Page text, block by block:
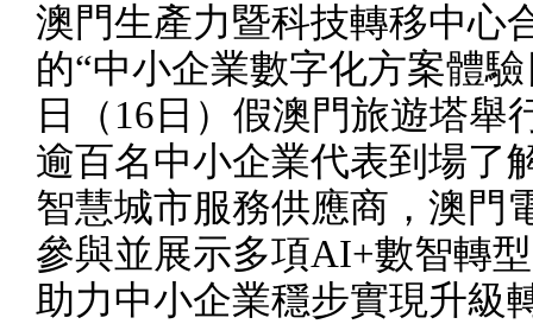
澳門生產力暨科技轉移中心
的“中小企業數字化方案體
日（ 16 日）假澳門旅遊塔舉
逾百名中小企業代表到場了
智慧城市服務供應商，澳門
參與並展示多項AI+數智轉
助力中小企業穩步實現升級